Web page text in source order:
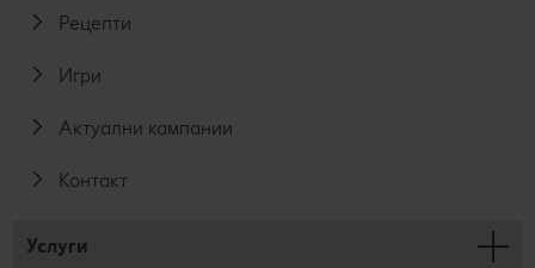
Рецепти
Игри
Актуални кампании
Контакт
Услуги